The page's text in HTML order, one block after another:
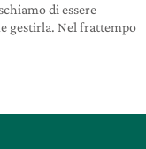
di essere
gestirla. Nel frattempo